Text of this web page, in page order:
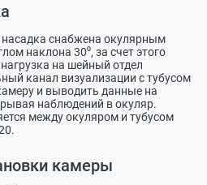
снабжена окулярным
наклона 30⁰, за счет этого
на шейный отдел
канал визуализации с тубусом
и выводить данные на
наблюдений в окуляр.
между окуляром и тубусом
камеры